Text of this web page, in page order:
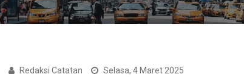
Redaksi Catatan Selasa, 4 Maret 2025